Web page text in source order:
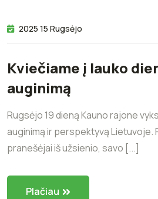
2025 15 Rugsėjo
Kviečiame į lauko
auginimą
Rugsėjo 19 dieną Kauno rajone
auginimą ir perspektyvą Lietuvoje.
pranešėjai iš užsienio, savo [...]
Plačiau